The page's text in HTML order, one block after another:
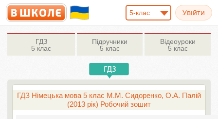
5-клас
ГДЗ
5 клас
Підручники
5 клас
Відеоуроки
5 клас
ГДЗ Німецька мова 5 клас М.М. Сидоренко, О.А. Палій
(2013 рік) Робочий зошит